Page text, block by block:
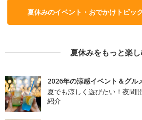
夏休みのイベント・おでかけトピッ
夏休みをもっと楽
2026年の涼感イベント＆グル
夏でも涼しく遊びたい！夜間
紹介